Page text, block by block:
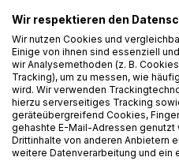
Es ist eine
sich über etwas
Was ja auch
um Pom-Poms)
Rosings & von
Wir respektieren den
Wir nutzen Cookies und
Einige von ihnen sind essenziell
wir Analysemethoden (z. B.
Tracking), um zu messen, wie
wird. Wir verwenden
hierzu serverseitiges Tracking
geräteübergreifend Cookies,
gehashte E-Mail-Adressen genutzt
Drittinhalte von anderen Anbietern
weitere Datenverarbeitung und ein